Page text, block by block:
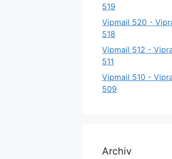
519
Vipmail 520 -
518
Vipmail 512 -
511
Vipmail 510 -
509
Archiv